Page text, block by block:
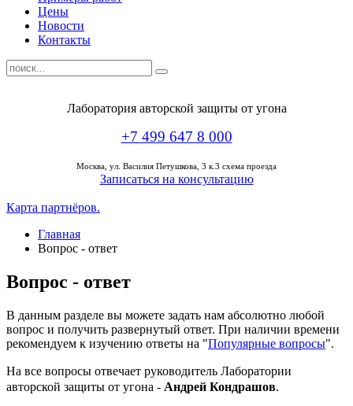
Цены
Новости
Контакты
Лаборатория авторской защиты от угона
+7 499 647 8 000
Москва, ул. Василия Петушкова, 3 к.3 схема проезда
Записаться на консультацию
Карта партнёров.
Главная
Вопрос - ответ
Вопрос - ответ
В данным разделе вы можете задать нам абсолютно любой
вопрос и получить развернутый ответ. При наличии времени
рекомендуем к изучению ответы на "Популярные вопросы".
На все вопросы отвечает руководитель Лаборатории
авторской защиты от угона - Андрей Кондрашов.